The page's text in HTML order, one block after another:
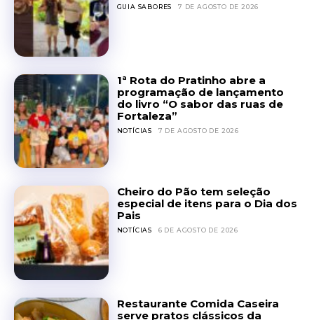
GUIA SABORES 7 DE AGOSTO DE 2026
1ª Rota do Pratinho abre a
programação de lançamento
do livro “O sabor das ruas de
Fortaleza”
NOTÍCIAS 7 DE AGOSTO DE 2026
Cheiro do Pão tem seleção
especial de itens para o Dia dos
Pais
NOTÍCIAS 6 DE AGOSTO DE 2026
Restaurante Comida Caseira
serve pratos clássicos da